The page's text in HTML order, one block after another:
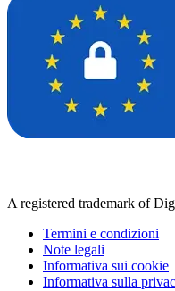
A registered trademark of
Termini e condizioni
Note legali
Informativa sui cookie
Informativa sulla